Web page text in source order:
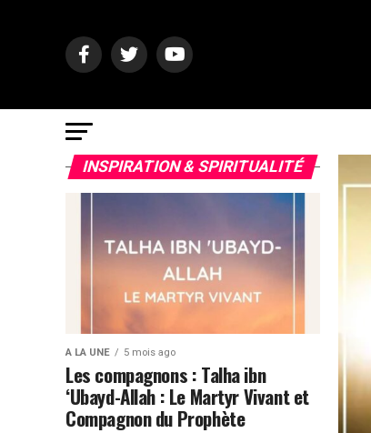
INSPIRATION & SPIRITUALITÉ
A LA UNE 5 mois ago
Les compagnons : Talha ibn
‘Ubayd-Allah : Le Martyr Vivant et
Compagnon du Prophète